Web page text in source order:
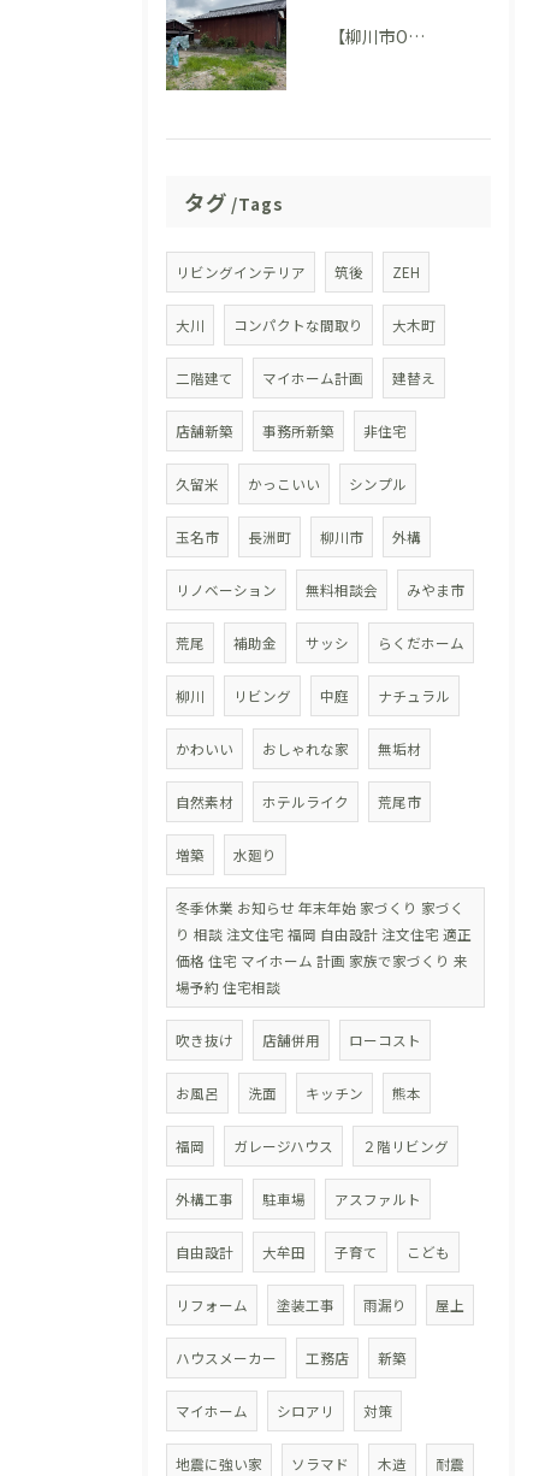
【柳川市O様邸】地鎮祭を執り行いました。いよいよ家づくりがスタートします！
タグ Tags
リビングインテリア 筑後 ZEH
大川 コンパクトな間取り 大木町
二階建て マイホーム計画 建替え
店舗新築 事務所新築 非住宅
久留米 かっこいい シンプル
玉名市 長洲町 柳川市 外構
リノベーション 無料相談会 みやま市
荒尾 補助金 サッシ らくだホーム
柳川 リビング 中庭 ナチュラル
かわいい おしゃれな家 無垢材
自然素材 ホテルライク 荒尾市
増築 水廻り
冬季休業 お知らせ 年末年始 家づくり 家づく
り 相談 注文住宅 福岡 自由設計 注文住宅 適正
価格 住宅 マイホーム 計画 家族で家づくり 来
場予約 住宅相談
吹き抜け 店舗併用 ローコスト
お風呂 洗面 キッチン 熊本
福岡 ガレージハウス ２階リビング
外構工事 駐車場 アスファルト
自由設計 大牟田 子育て こども
リフォーム 塗装工事 雨漏り 屋上
ハウスメーカー 工務店 新築
マイホーム シロアリ 対策
地震に強い家 ソラマド 木造 耐震